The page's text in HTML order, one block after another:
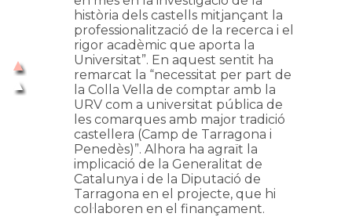
història dels castells mitjançant la
professionalització de la recerca i el
rigor acadèmic que aporta la
Universitat”. En aquest sentit ha
remarcat la “necessitat per part de
la Colla Vella de comptar amb la
URV com a universitat pública de
les comarques amb major tradició
castellera (Camp de Tarragona i
Penedès)”. Alhora ha agraït la
implicació de la Generalitat de
Catalunya i de la Diputació de
Tarragona en el projecte, que hi
col·laboren en el finançament.